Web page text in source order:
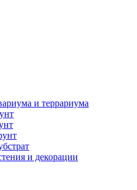
и террариума
и декорации